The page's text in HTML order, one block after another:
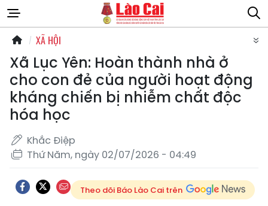
XÃ HỘI
Xã Lục Yên: Hoàn thành nhà ở
cho con đẻ của người hoạt động
kháng chiến bị nhiễm chất độc
hóa học
Khắc Điệp
Thứ Năm, ngày 02/07/2026 - 04:49
Theo dõi Báo Lào Cai trên